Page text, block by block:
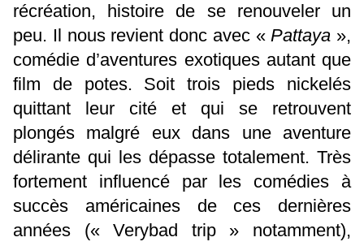
récréation, histoire de se renouveler un
peu. Il nous revient donc avec «Pattaya »,
comédie d’aventures exotiques autant que
film de potes. Soit trois pieds nickelés
quittant leur cité et qui se retrouvent
plongés malgré eux dans une aventure
délirante qui les dépasse totalement. Très
fortement influencé par les comédies à
succès américaines de ces dernières
années (« Verybad trip » notamment),